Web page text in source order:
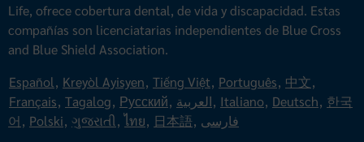
Life, ofrece cobertura dental, de vida y discapacidad. Estas
compañías son licenciatarias independientes de Blue Cross
and Blue Shield Association.
Español, Kreyòl Ayisyen, Tiếng Việt, Português, 中文,
Français, Tagalog, Русский, العربية, Italiano, Deutsch, 한국
어, Polski, ગુજરાતી, ไทย, 日本語, فارسی